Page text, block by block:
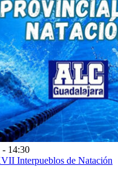
- 14:30
Interpueblos de Natación